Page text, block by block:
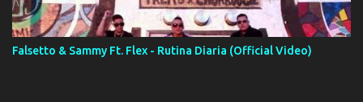
Falsetto & Sammy Ft. Flex - Rutina Diaria (Official Video)